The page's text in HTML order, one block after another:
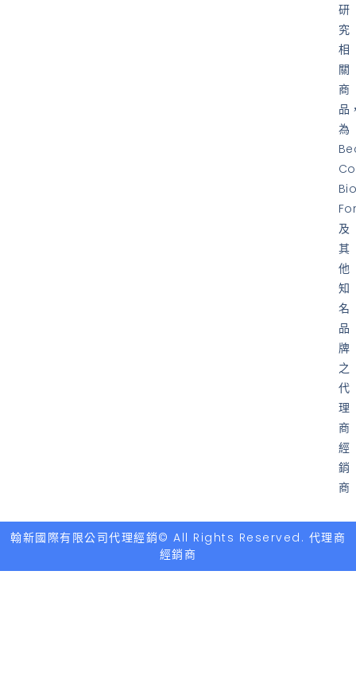
研
究
相
關
商
品
為
及
其
他
知
名
品
牌
之
代
理
商
經
銷
商
翰新國際有限公司代理經銷© All Rights Reserved. 代理商
經銷商